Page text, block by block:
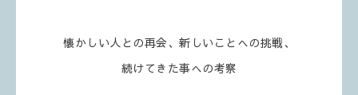
懐かしい人との再会、新しいことへの挑戦、
続けてきた事への考察